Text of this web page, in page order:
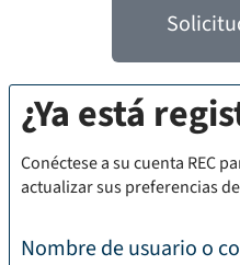
¿Ya está
Conéctese a su cuenta REC
actualizar sus preferencias
Nombre de usuario o